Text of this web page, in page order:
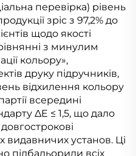
перевірка) рівень
зріс з 97,2% до
щодо якості
з минулим
кольору»,
друку підручників,
відхилення кольору
всередині
ΔE ≤ 1,5, що дало
видавничих установ. Ці
підбадьорили всіх